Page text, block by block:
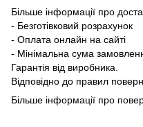
Більше інформації про
- Безготівковий розрахунок
- Оплата онлайн на сайті
- Мінімальна сума
Гарантія від виробника.
Відповідно до правил
Більше інформації про